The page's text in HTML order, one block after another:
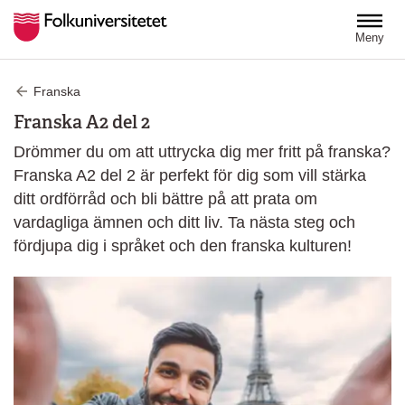
Meny
Franska
Franska A2 del 2
Drömmer du om att uttrycka dig mer fritt på franska?
Franska A2 del 2 är perfekt för dig som vill stärka
ditt ordförråd och bli bättre på att prata om
vardagliga ämnen och ditt liv. Ta nästa steg och
fördjupa dig i språket och den franska kulturen!